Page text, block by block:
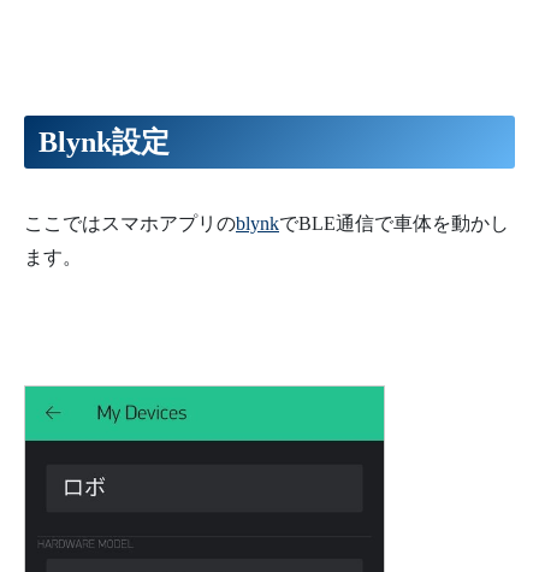
Blynk設定
ここではスマホアプリのblynkでBLE通信で車体を動かし
ます。